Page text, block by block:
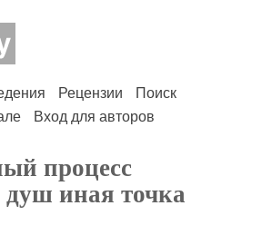
Рецензии
Поиск
Вход для авторов
процесс
иная точка